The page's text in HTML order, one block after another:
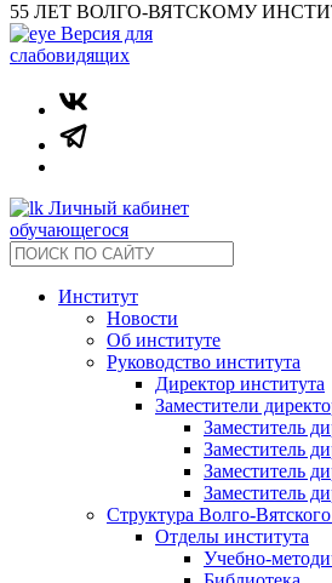
55 ЛЕТ ВОЛГО-ВЯТСКОМУ
Версия для
слабовидящих
Личный кабинет
обучающегося
Институт
Новости
Об институте
Руководство института
Директор института
Заместители
Заместитель
Заместитель
Заместитель
Заместитель
Структура Волго-
Отделы института
Учебно-